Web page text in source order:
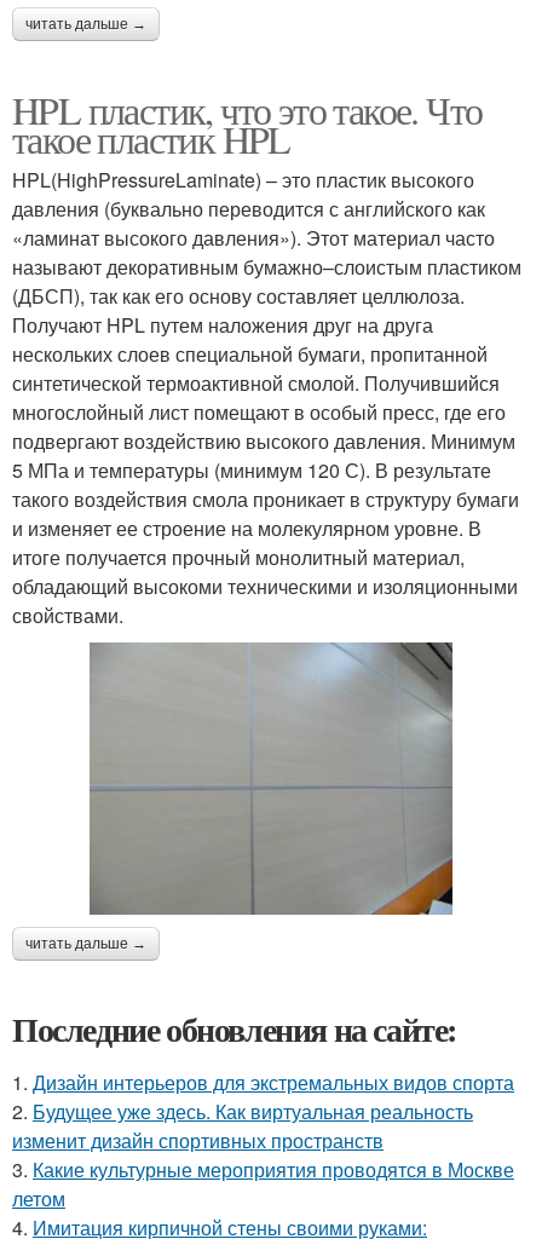
читать дальше →
HPL пластик, что это такое. Что
такое пластик HPL
HPL(HighPressureLaminate) – это пластик высокого
давления (буквально переводится с английского как
«ламинат высокого давления»). Этот материал часто
называют декоративным бумажно–слоистым пластиком
(ДБСП), так как его основу составляет целлюлоза.
Получают HPL путем наложения друг на друга
нескольких слоев специальной бумаги, пропитанной
синтетической термоактивной смолой. Получившийся
многослойный лист помещают в особый пресс, где его
подвергают воздействию высокого давления. Минимум
5 МПа и температуры (минимум 120 С). В результате
такого воздействия смола проникает в структуру бумаги
и изменяет ее строение на молекулярном уровне. В
итоге получается прочный монолитный материал,
обладающий высокоми техническими и изоляционными
свойствами.
читать дальше →
Последние обновления на сайте:
1. Дизайн интерьеров для экстремальных видов спорта
2. Будущее уже здесь. Как виртуальная реальность
изменит дизайн спортивных пространств
3. Какие культурные мероприятия проводятся в Москве
летом
4. Имитация кирпичной стены своими руками: